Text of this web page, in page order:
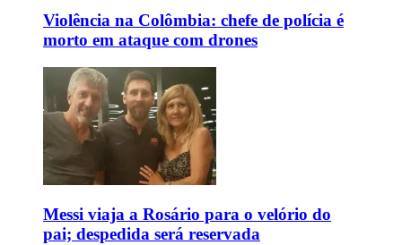
Violência na Colômbia: chefe de polícia é
morto em ataque com drones
Messi viaja a Rosário para o velório do
pai; despedida será reservada